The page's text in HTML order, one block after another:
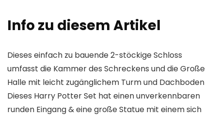
Info zu diesem Artikel
Dieses einfach zu bauende 2-stöckige Schloss
umfasst die Kammer des Schreckens und die Große
Halle mit leicht zugänglichem Turm und Dachboden
Dieses Harry Potter Set hat einen unverkennbaren
runden Eingang & eine große Statue mit einem sich